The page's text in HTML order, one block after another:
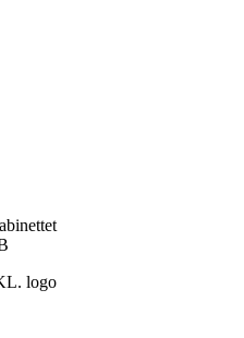
logo